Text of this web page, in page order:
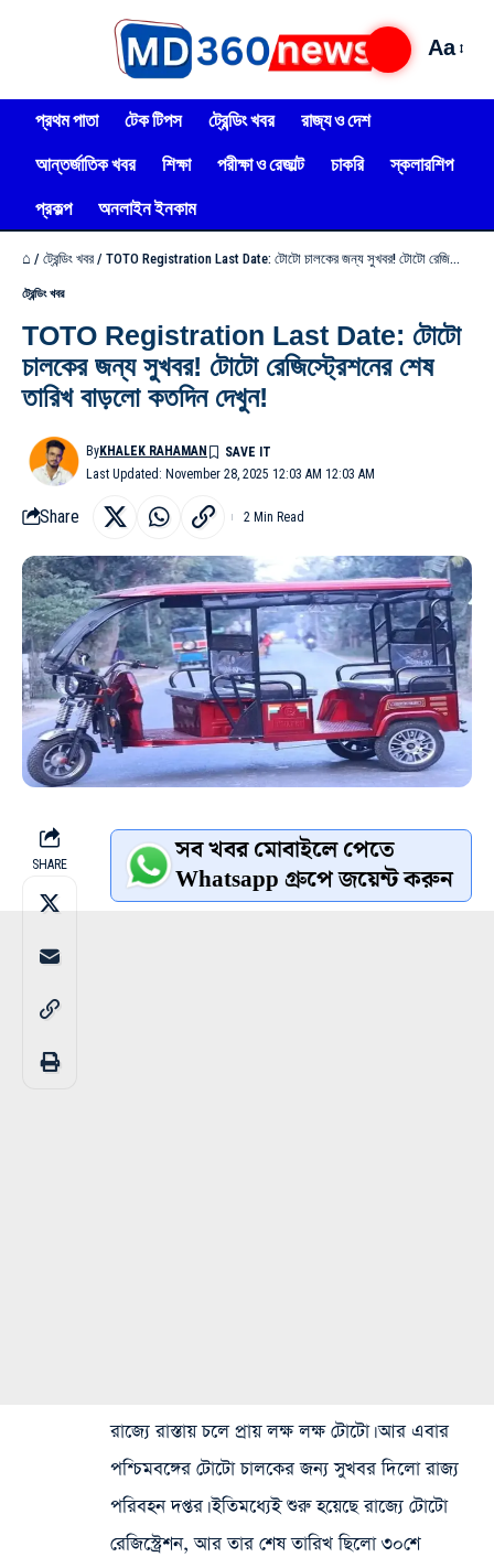
Aa
প্রথম পাতা টেক টিপস ট্রেন্ডিং খবর
রাজ্য ও দেশ
আন্তর্জাতিক খবর
শিক্ষা পরীক্ষা ও রেজাল্ট চাকরি
স্কলারশিপ
প্রকল্প
অনলাইন ইনকাম
⌂ / ট্রেন্ডিং খবর / TOTO Registration Last Date: টোটো চালকের জন্য সুখবর! টোটো রেজিস্ট্রেশনের শেষ তারিখ বাড়লো কতদিন দেখুন!
ট্রেন্ডিং খবর
TOTO Registration Last Date: টোটো
চালকের জন্য সুখবর! টোটো রেজিস্ট্রেশনের শেষ
তারিখ বাড়লো কতদিন দেখুন!
Last Updated: November 28, 2025 12:03 AM 12:03 AM
ByKHALEK RAHAMAN
Share 2 Min Read
SHARE সব খবর মোবাইলে পেতে
Whatsapp গ্রুপে জয়েন্ট করুন
রাজ্যে রাস্তায় চলে প্রায় লক্ষ লক্ষ টোটো। আর এবার
পশ্চিমবঙ্গের টোটো চালকের জন্য সুখবর দিলো রাজ্য
পরিবহন দপ্তর। ইতিমধ্যেই শুরু হয়েছে রাজ্যে টোটো
রেজিস্ট্রেশন, আর তার শেষ তারিখ ছিলো ৩০শে